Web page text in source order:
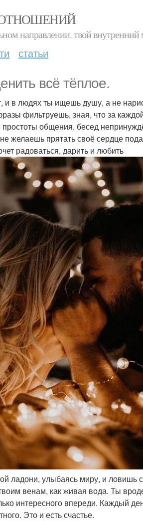
направлении. твой внутренний
статьи
всё тёплое.
и в людях ты ищешь душу, а не
фильтруешь, зная, что за
общения, бесед
желаешь прятать своё сердце
радоваться, дарить и любить
ладони, улыбаясь миру, и ловишь
венам, как живая вода. Ты
интересного впереди. Каждый
Это и есть счастье.